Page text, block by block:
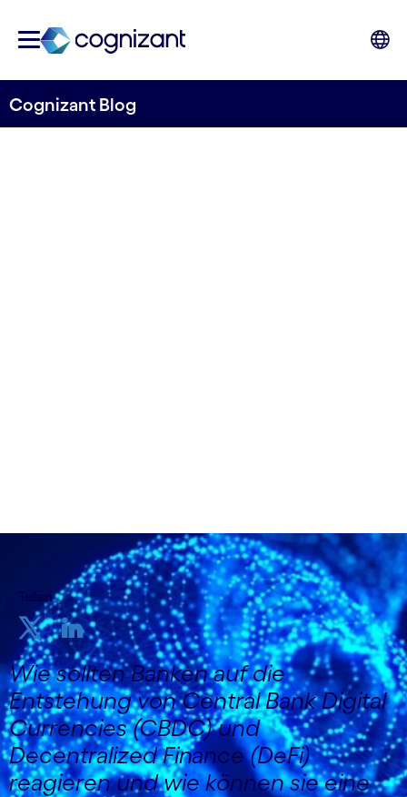
Cognizant Blog
Teilen
Wie sollten Banken auf die
Entstehung von Central Bank Digital
Currencies (CBDC) und
Decentralized Finance (DeFi)
reagieren und wie können sie eine